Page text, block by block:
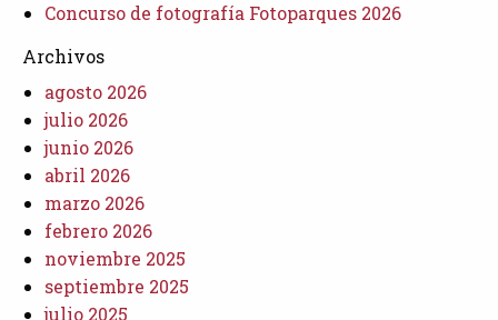
Concurso de fotografía Fotoparques 2026
Archivos
agosto 2026
julio 2026
junio 2026
abril 2026
marzo 2026
febrero 2026
noviembre 2025
septiembre 2025
julio 2025